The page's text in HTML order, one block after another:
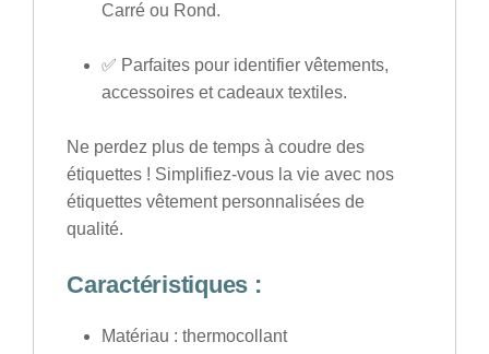
Carré ou Rond.
✅ Parfaites pour identifier vêtements,
accessoires et cadeaux textiles.
Ne perdez plus de temps à coudre des
étiquettes ! Simplifiez-vous la vie avec nos
étiquettes vêtement personnalisées de
qualité.
Caractéristiques :
Matériau : thermocollant